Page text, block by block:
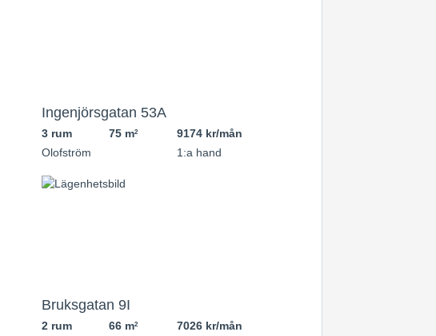
Ingenjörsgatan 53A
3 rum 75 m2
9174 kr/mån
Olofström
1:a hand
Bruksgatan 9I
2 rum 66 m2
7026 kr/mån